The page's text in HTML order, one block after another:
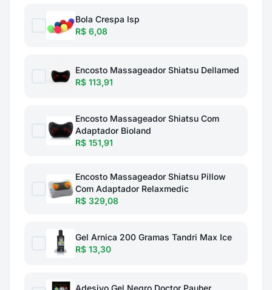
Bola Crespa Isp
R$ 6,08
Encosto Massageador Shiatsu Dellamed
R$ 113,91
Encosto Massageador Shiatsu Com
Adaptador Bioland
R$ 151,91
Encosto Massageador Shiatsu Pillow
Com Adaptador Relaxmedic
R$ 329,08
Gel Arnica 200 Gramas Tandri Max Ice
R$ 13,30
Adesivo Gel Negro Doctor Pauher